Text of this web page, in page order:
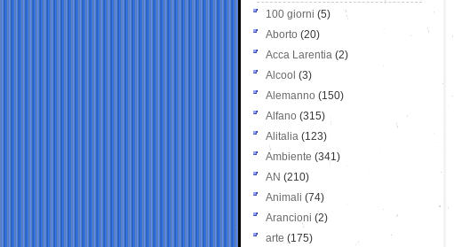
100 giorni (5)
Aborto (20)
Acca Larentia (2)
Alcool (3)
Alemanno (150)
Alfano (315)
Alitalia (123)
Ambiente (341)
AN (210)
Animali (74)
Arancioni (2)
arte (175)